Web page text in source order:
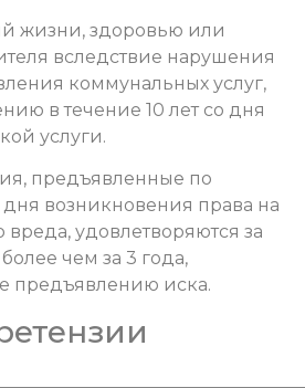
жизни, здоровью или
вследствие нарушения
коммунальных услуг,
в течение 10 лет со дня
услуги.
предъявленные по
дня возникновения права на
удовлетворяются за
чем за 3 года,
предъявлению иска.